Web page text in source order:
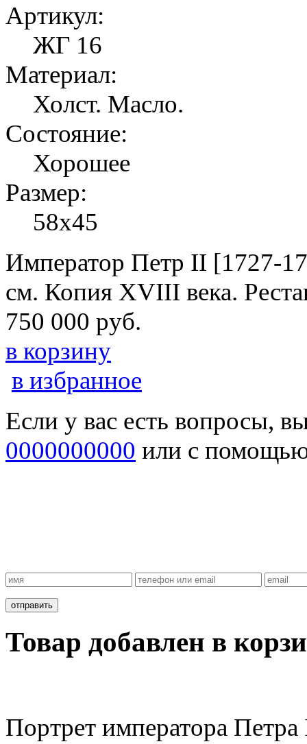
Артикул:
ЖГ 16
Материал:
Холст. Масло.
Состояние:
Хорошее
Размер:
58х45
Император Петр II [1727-
см. Копия XVIII века.
750 000 руб.
в корзину
в избранное
Если у вас есть вопросы,
0000000000 или с
Товар добавлен в
Портрет императора Петра